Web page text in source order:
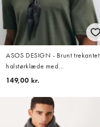
ASOS DESIGN - Brunt trekantet
halstørklæde med
blomstermønster i satin
149,00 kr.